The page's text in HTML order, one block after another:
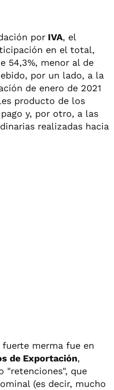
por IVA, el
en el total,
54,3%, menor al de
por un lado, a la
de enero de 2021
producto de los
y, por otro, a las
realizadas hacia
fuerte merma fue en
de Exportación,
"retenciones", que
(es decir, mucho